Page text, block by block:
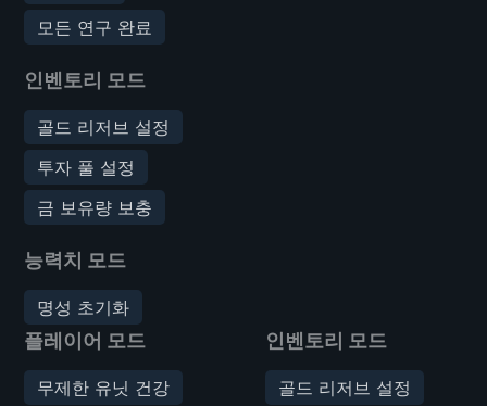
모든 연구 완료
인벤토리 모드
골드 리저브 설정
투자 풀 설정
금 보유량 보충
능력치 모드
명성 초기화
플레이어 모드
무제한 유닛 건강
인벤토리 모드
골드 리저브 설정